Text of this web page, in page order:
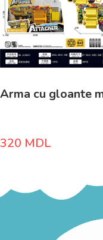
Arma cu gloante
320 MDL